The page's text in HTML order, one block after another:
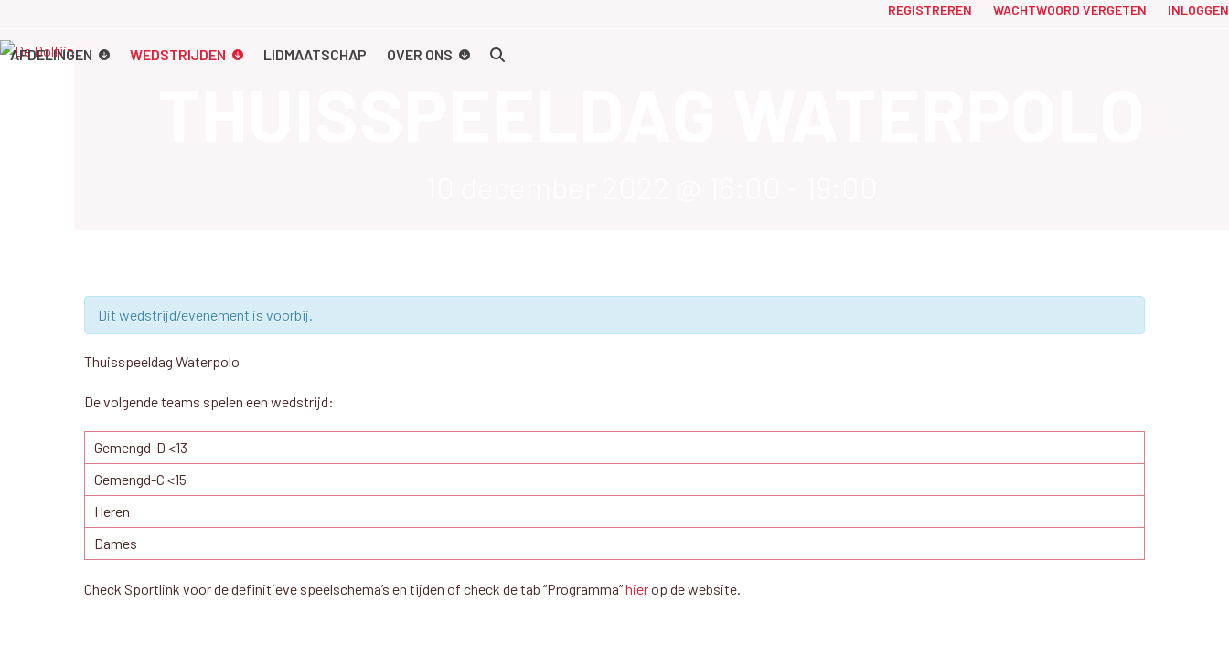
content
REGISTREREN WACHTWOORD VERGETEN INLOGGEN
AFDELINGEN WEDSTRIJDEN LIDMAATSCHAP OVER ONS
Dit wedstrijd/evenement is voorbij.
Thuisspeeldag Waterpolo
De volgende teams spelen een wedstrijd:
Gemengd-D <13
Gemengd-C <15
Heren
Dames
Check Sportlink voor de definitieve speelschema’s en tijden of check de tab “Programma”hierop de website.